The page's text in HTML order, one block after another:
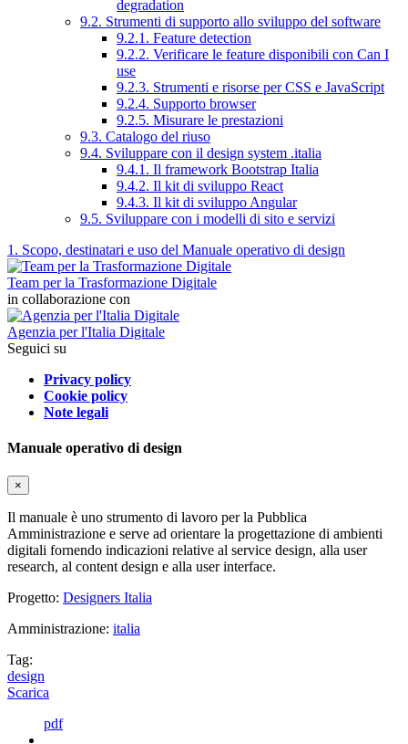
degradation
9.2. Strumenti di supporto allo sviluppo del software
9.2.1. Feature detection
9.2.2. Verificare le feature disponibili con Can I
use
9.2.3. Strumenti e risorse per CSS e JavaScript
9.2.4. Supporto browser
9.2.5. Misurare le prestazioni
9.3. Catalogo del riuso
9.4. Sviluppare con il design system .italia
9.4.1. Il framework Bootstrap Italia
9.4.2. Il kit di sviluppo React
9.4.3. Il kit di sviluppo Angular
9.5. Sviluppare con i modelli di sito e servizi
1. Scopo, destinatari e uso del Manuale operativo di design
Team per la Trasformazione Digitale
in collaborazione con
Agenzia per l'Italia Digitale
Seguici su
Privacy policy
Cookie policy
Note legali
Manuale operativo di design
×
Il manuale è uno strumento di lavoro per la Pubblica
Amministrazione e serve ad orientare la progettazione di ambienti
digitali fornendo indicazioni relative al service design, alla user
research, al content design e alla user interface.
Progetto: Designers Italia
Amministrazione: italia
Tag:
design
Scarica
pdf